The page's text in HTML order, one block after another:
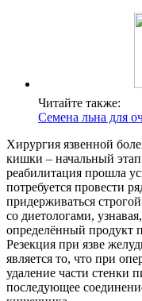
Читайте также:
Семена льна для
Хирургия язвенной
кишки – начальный
реабилитация прошла
потребуется провести
придерживаться
со диетологами,
определённый продукт
Резекция при язве
является то, что при
удаление части стенки
последующее